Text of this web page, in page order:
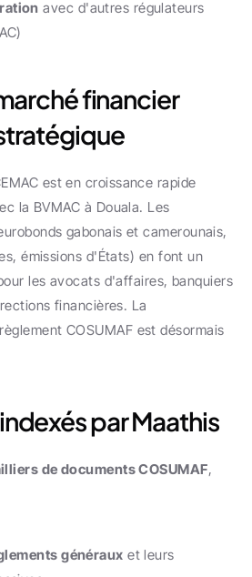
avec d'autres régulateurs
financier
est en croissance rapide
la BVMAC à Douala. Les
gabonais et camerounais,
émissions d'États) en font un
les avocats d'affaires, banquiers
financières. La
COSUMAF est désormais
par Maathis
de documents COSUMAF,
généraux et leurs